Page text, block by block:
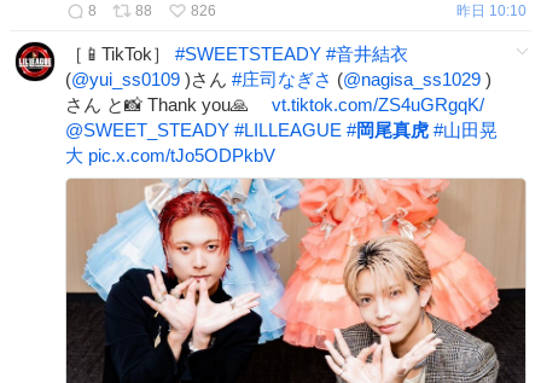
8
88 826 昨日 10:10
［📱TikTok］ #SWEETSTEADY #音井結衣
(@yui_ss0109 )さん #庄司なぎさ (@nagisa_ss1029 )
さん と📸 Thank you🙏 vt.tiktok.com/ZS4uGRgqK/
@SWEET_STEADY #LILLEAGUE #岡尾真虎 #山田晃
大 pic.x.com/tJo5ODPkbV